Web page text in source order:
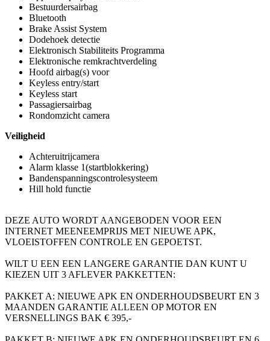
Bestuurdersairbag
Bluetooth
Brake Assist System
Dodehoek detectie
Elektronisch Stabiliteits Programma
Elektronische remkrachtverdeling
Hoofd airbag(s) voor
Keyless entry/start
Keyless start
Passagiersairbag
Rondomzicht camera
Veiligheid
Achteruitrijcamera
Alarm klasse 1(startblokkering)
Bandenspanningscontrolesysteem
Hill hold functie
DEZE AUTO WORDT AANGEBODEN VOOR EEN
INTERNET MEENEEMPRIJS MET NIEUWE APK,
VLOEISTOFFEN CONTROLE EN GEPOETST.
WILT U EEN EEN LANGERE GARANTIE DAN KUNT U
KIEZEN UIT 3 AFLEVER PAKKETTEN:
PAKKET A: NIEUWE APK EN ONDERHOUDSBEURT EN 3
MAANDEN GARANTIE ALLEEN OP MOTOR EN
VERSNELLINGS BAK € 395,-